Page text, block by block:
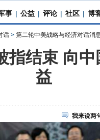
事 | 公益 | 评论 | 社区 | 博
话 > 第二轮中美战略与经济对话消
指结束 向
益
我来说两